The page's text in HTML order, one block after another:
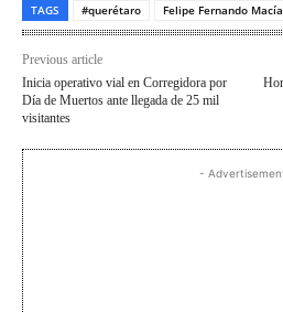
TAGS #querétaro Felipe Fernando
Previous article
Inicia operativo vial en Corregidora por
Día de Muertos ante llegada de 25 mil
visitantes
-